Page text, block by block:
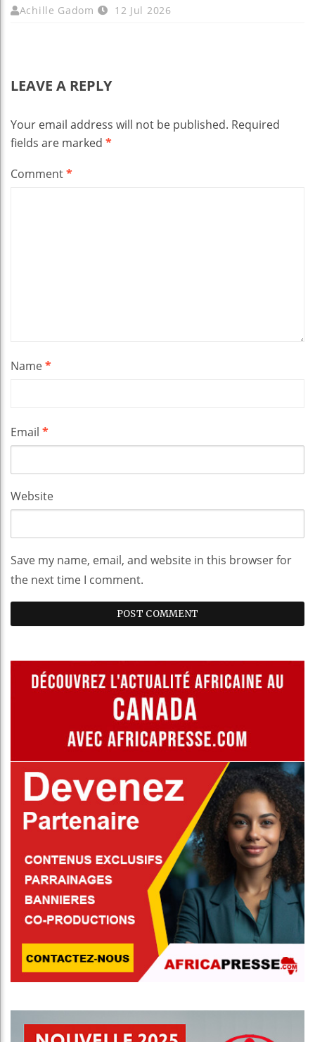
Achille Gadom 12 Jul 2026
LEAVE A REPLY
Your email address will not be published. Required
fields are marked *
Comment*
Name*
Email *
Website
Save my name, email, and website in this browser for
the next time I comment.